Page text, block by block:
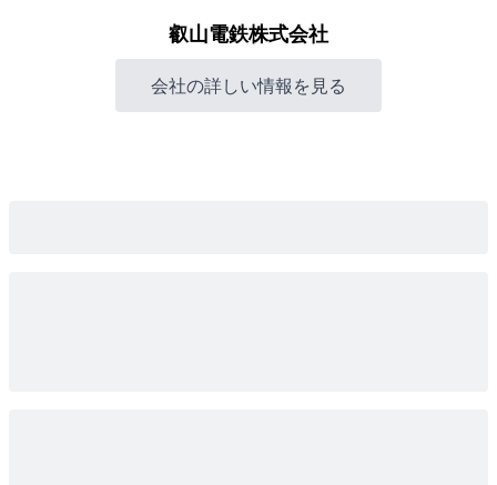
叡山電鉄株式会社
会社の詳しい情報を見る